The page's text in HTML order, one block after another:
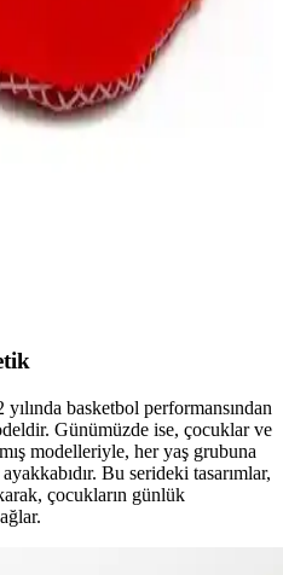
Bebek Spor Ayakkabısı
Sunar
microfiber dış yüzey, nefes
taban ile çocukların
basketbol performansından
Günümüzde ise, çocuklar ve
modelleriyle, her yaş grubuna
Bu serideki tasarımlar,
çocukların günlük